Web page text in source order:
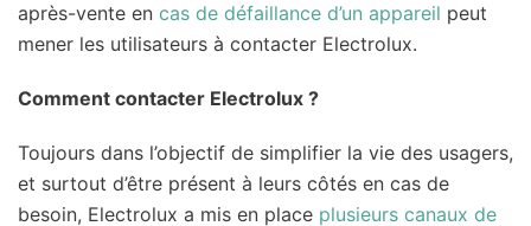
après-vente en cas de défaillance d’un appareil peut
mener les utilisateurs à contacter Electrolux.
Comment contacter Electrolux ?
Toujours dans l’objectif de simplifier la vie des usagers,
et surtout d’être présent à leurs côtés en cas de
besoin, Electrolux a mis en place plusieurs canaux de